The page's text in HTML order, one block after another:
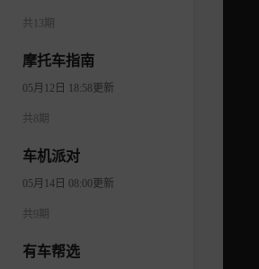
共13期
摩托车指南
05月12日 18:58更新
共8期
车机派对
05月14日 08:00更新
共9期
有车帮选